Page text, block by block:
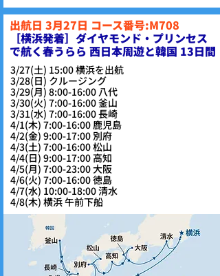
出航日 3月27日 コース番号:M708
​［横浜発着］ダイヤモンド・プリンセス
で航く春うらら 西日本周遊と韓国 13日間
3/27(土) 15:00 横浜を出航
3/28(日) クルージング
3/29(月) 8:00-16:00 八代
3/30(火) 7:00-16:00 釜山
3/31(水) 7:00-16:00 長崎
4/1(木) 7:00-16:00 鹿児島
4/2(金) 9:00-17:00 別府
4/3(土) 7:00-16:00 松山
4/4(日) 9:00-17:00 高知
4/5(月) 7:00-23:00 大阪
4/6(火) 7:00-16:00 徳島
4/7(水) 10:00-18:00 清水
4/8(木) 横浜 午前下船